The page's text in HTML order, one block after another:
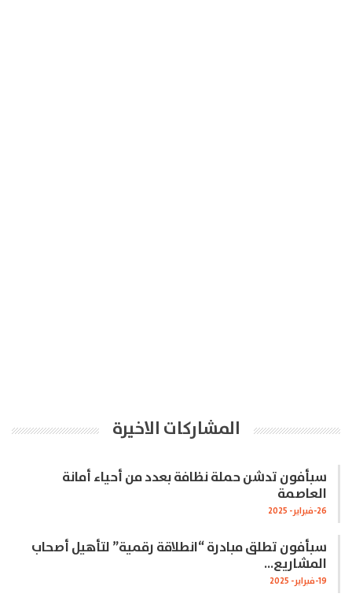
المشاركات الاخيرة
سبأفون تدشن حملة نظافة بعدد من أحياء أمانة
العاصمة
26-فبراير- 2025
سبأفون تطلق مبادرة “انطلاقة رقمية” لتأهيل أصحاب
المشاريع…
19-فبراير- 2025